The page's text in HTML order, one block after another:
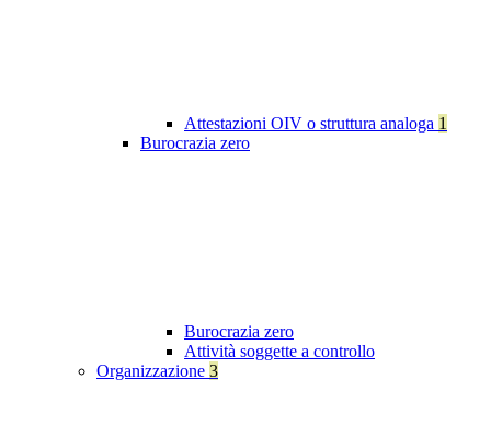
Attestazioni OIV o struttura analoga 1
Burocrazia zero
Burocrazia zero
Attività soggette a controllo
Organizzazione 3